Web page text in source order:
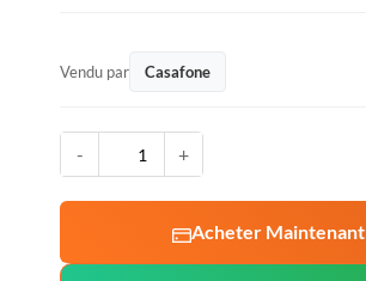
Vendu par Casafone
- +
Acheter Maintenant